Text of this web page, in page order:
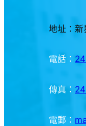
地址：
電話：
傳真：
電郵：